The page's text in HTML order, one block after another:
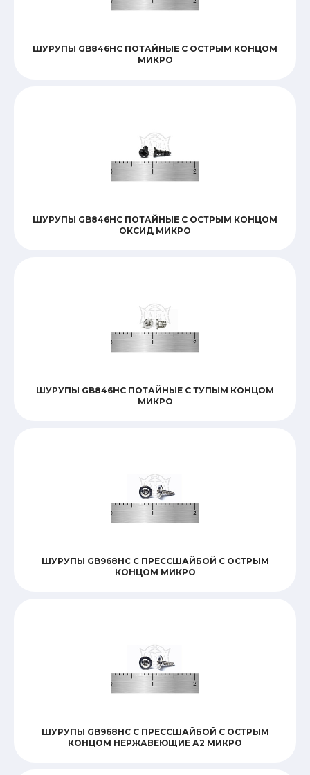
ШУРУПЫ GB846HC ПОТАЙНЫЕ С ОСТРЫМ КОНЦОМ
МИКРО
ШУРУПЫ GB846HC ПОТАЙНЫЕ С ОСТРЫМ КОНЦОМ
ОКСИД МИКРО
ШУРУПЫ GB846HC ПОТАЙНЫЕ С ТУПЫМ КОНЦОМ
МИКРО
ШУРУПЫ GB968HC С ПРЕССШАЙБОЙ С ОСТРЫМ
КОНЦОМ МИКРО
ШУРУПЫ GB968HC С ПРЕССШАЙБОЙ С ОСТРЫМ
КОНЦОМ НЕРЖАВЕЮЩИЕ А2 МИКРО